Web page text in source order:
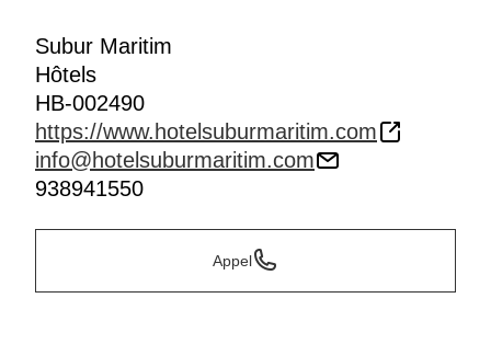
Subur Maritim
Hôtels
HB-002490
https://www.hotelsuburmaritim.com
info@hotelsuburmaritim.com
938941550
Appel